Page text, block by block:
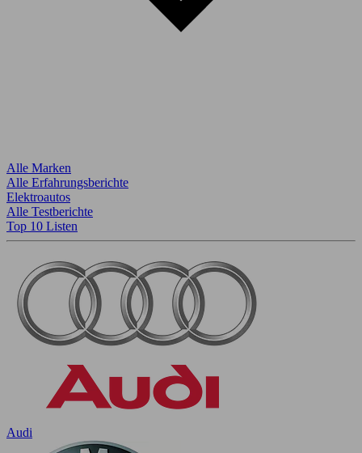
Alle Marken
Alle Erfahrungsberichte
Elektroautos
Alle Testberichte
Top 10 Listen
Audi